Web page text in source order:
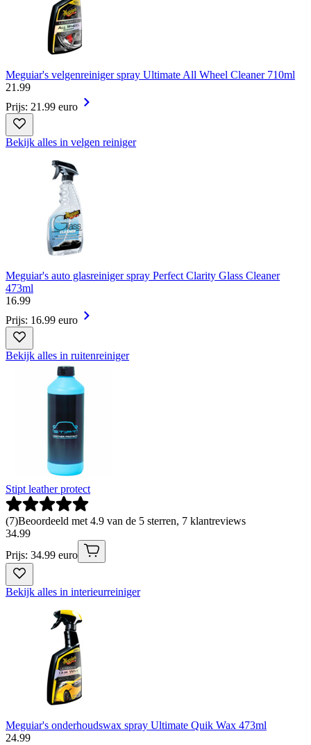
Meguiar's velgenreiniger spray Ultimate All Wheel Cleaner 710ml
21 .99
Prijs: 21.99 euro
Bekijk alles in velgen reiniger
Meguiar's auto glasreiniger spray Perfect Clarity Glass Cleaner
473ml
16.99
Prijs: 16.99 euro
Bekijk alles in ruitenreiniger
Stipt leather protect
(7)Beoordeeld met 4.9 van de 5 sterren, 7 klantreviews
34.99
Prijs: 34.99 euro
Bekijk alles in interieurreiniger
Meguiar's onderhoudswax spray Ultimate Quik Wax 473ml
24.99